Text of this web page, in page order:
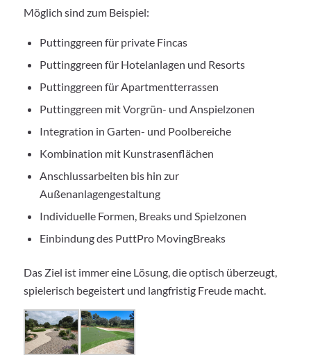
Möglich sind zum Beispiel:
Puttinggreen für private Fincas
Puttinggreen für Hotelanlagen und Resorts
Puttinggreen für Apartmentterrassen
Puttinggreen mit Vorgrün- und Anspielzonen
Integration in Garten- und Poolbereiche
Kombination mit Kunstrasenflächen
Anschlussarbeiten bis hin zur
Außenanlagengestaltung
Individuelle Formen, Breaks und Spielzonen
Einbindung des PuttPro MovingBreaks
Das Ziel ist immer eine Lösung, die optisch überzeugt,
spielerisch begeistert und langfristig Freude macht.